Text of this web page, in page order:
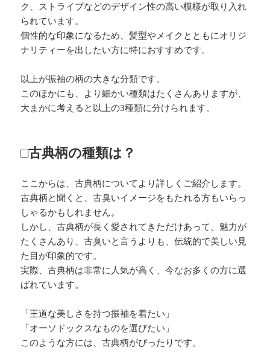
ク、ストライプなどのデザイン性の高い模様が取り入れ
られています。
個性的な印象になるため、髪型やメイクとともにオリジ
ナリティーを出したい方に特におすすめです。
以上が振袖の柄の大きな分類です。
このほかにも、より細かい種類はたくさんありますが、
大まかに考えると以上の3種類に分けられます。
□古典柄の種類は？
ここからは、古典柄についてより詳しくご紹介します。
古典柄と聞くと、古臭いイメージをもたれる方もいらっ
しゃるかもしれません。
しかし、古典柄が長く愛されてきただけあって、魅力が
たくさんあり、古臭いと言うよりも、伝統的で美しい見
た目が印象的です。
実際、古典柄は非常に人気が高く、今なお多くの方に選
ばれています。
「王道な美しさを持つ振袖を着たい」
「オーソドックスなものを選びたい」
このような方には、古典柄がぴったりです。